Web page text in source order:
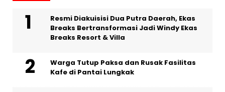
Resmi Diakuisisi Dua Putra Daerah, Ekas
Breaks Bertransformasi Jadi Windy Ekas
Breaks Resort & Villa
Warga Tutup Paksa dan Rusak Fasilitas
Kafe di Pantai Lungkak